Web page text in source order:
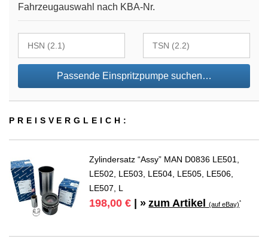
Fahrzeugauswahl nach KBA-Nr.
Passende Einspritzpumpe suchen…
PREIS­VER­GLEICH:
Zylindersatz “Assy” MAN D0836 LE501,
LE502, LE503, LE504, LE505, LE506,
LE507, L
198,00 € | » zum Artikel(auf eBay)*